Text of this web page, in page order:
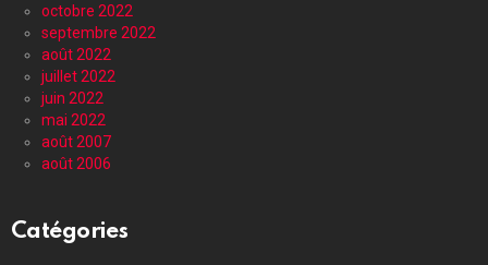
octobre 2022
septembre 2022
août 2022
juillet 2022
juin 2022
mai 2022
août 2007
août 2006
Catégories